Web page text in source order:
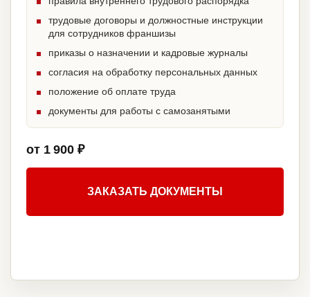
трудовые договоры и должностные инструкции
для сотрудников франшизы
приказы о назначении и кадровые журналы
согласия на обработку персональных данных
положение об оплате труда
документы для работы с самозанятыми
от 1 900 ₽
ЗАКАЗАТЬ ДОКУМЕНТЫ